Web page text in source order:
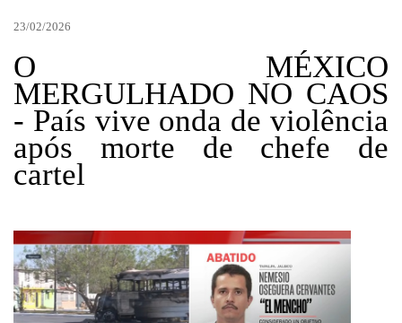
23/02/2026
O MÉXICO
MERGULHADO NO CAOS
- País vive onda de violência
após morte de chefe de
cartel